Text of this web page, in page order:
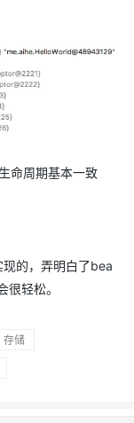
命周期基本一致
的，弄明白了bea
轻松。
存储